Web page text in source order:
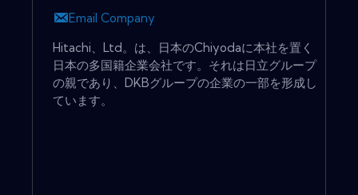
Email Company
Hitachi、Ltd。は、日本のChiyodaに本社を置く
日本の多国籍企業会社です。それは日立グループ
の親であり、DKBグループの企業の一部を形成し
ています。